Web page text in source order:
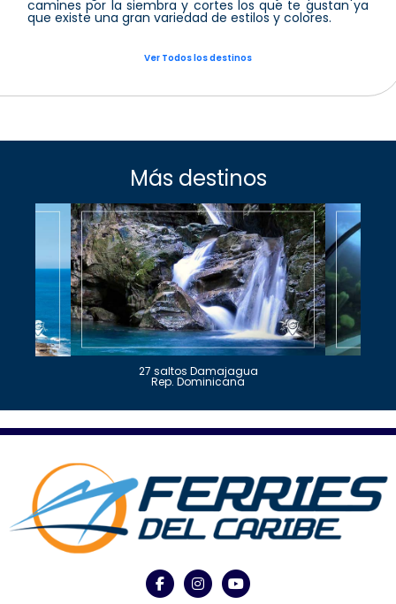
camines por la siembra y cortes los que te gustan ya
que existe una gran variedad de estilos y colores.
Ver Todos los destinos
Más destinos
27 saltos Damajagua
Rep. Dominicana